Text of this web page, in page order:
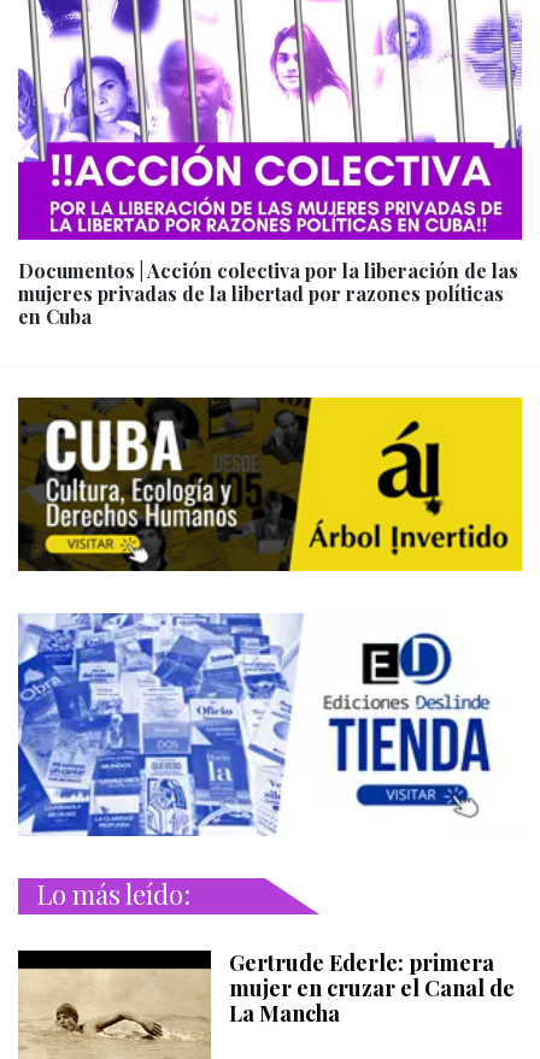
Documentos | Acción colectiva por la liberación de las
mujeres privadas de la libertad por razones políticas
en Cuba
Lo más leído:
Gertrude Ederle: primera
mujer en cruzar el Canal de
La Mancha